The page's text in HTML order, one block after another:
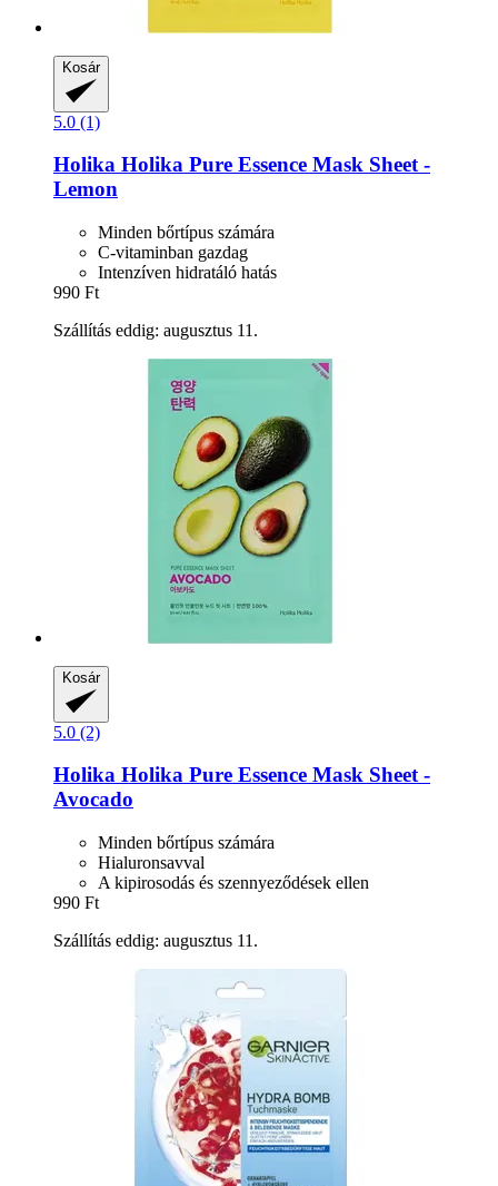
Kosár
5.0 (1)
Holika Holika Pure Essence Mask Sheet -​
Lemon
Minden bőrtípus számára
C-vitaminban gazdag
Intenzíven hidratáló hatás
990 Ft
Szállítás eddig: augusztus 11.
Kosár
5.0 (2)
Holika Holika Pure Essence Mask Sheet -​
Avocado
Minden bőrtípus számára
Hialuronsavval
A kipirosodás és szennyeződések ellen
990 Ft
Szállítás eddig: augusztus 11.